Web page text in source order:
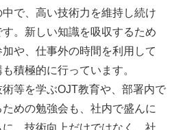
で、高い技術力を維持し続け
。新しい知識を吸収するため
や、仕事外の時間を利用して
積極的に行っています。
等を学ぶOJT教育や、部署内で
めの勉強会も、社内で盛んに